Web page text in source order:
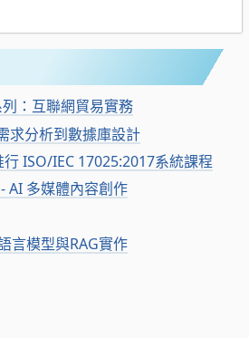
：互聯網貿易實務
求分析到數據庫設計
ISO/IEC 17025:2017系統課程
AI 多媒體內容創作
言模型與RAG實作